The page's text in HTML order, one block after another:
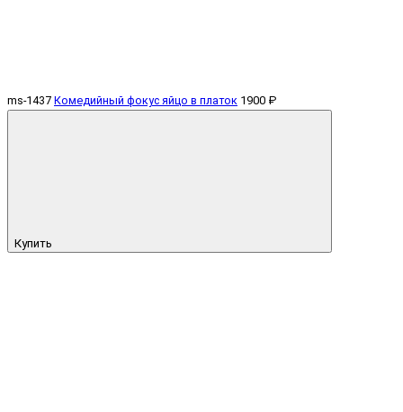
ms-1437 Комедийный фокус яйцо в платок 1900 ₽
Купить